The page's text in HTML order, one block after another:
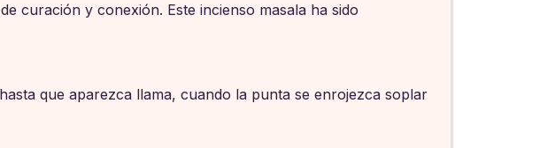
curación y conexión. Este incienso masala ha sido
que aparezca llama, cuando la punta se enrojezca soplar